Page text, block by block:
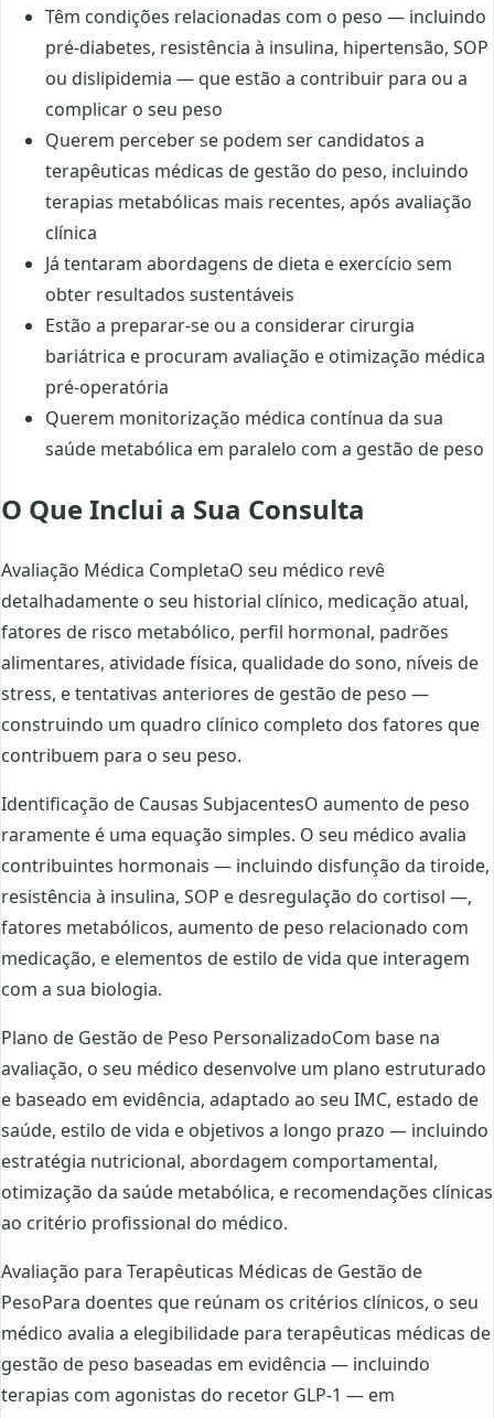
Têm condições relacionadas com o peso — incluindo
pré-diabetes, resistência à insulina, hipertensão, SOP
ou dislipidemia — que estão a contribuir para ou a
complicar o seu peso
Querem perceber se podem ser candidatos a
terapêuticas médicas de gestão do peso, incluindo
terapias metabólicas mais recentes, após avaliação
clínica
Já tentaram abordagens de dieta e exercício sem
obter resultados sustentáveis
Estão a preparar-se ou a considerar cirurgia
bariátrica e procuram avaliação e otimização médica
pré-operatória
Querem monitorização médica contínua da sua
saúde metabólica em paralelo com a gestão de peso
O Que Inclui a Sua Consulta
Avaliação Médica CompletaO seu médico revê
detalhadamente o seu historial clínico, medicação atual,
fatores de risco metabólico, perfil hormonal, padrões
alimentares, atividade física, qualidade do sono, níveis de
stress, e tentativas anteriores de gestão de peso —
construindo um quadro clínico completo dos fatores que
contribuem para o seu peso.
Identificação de Causas SubjacentesO aumento de peso
raramente é uma equação simples. O seu médico avalia
contribuintes hormonais — incluindo disfunção da tiroide,
resistência à insulina, SOP e desregulação do cortisol —,
fatores metabólicos, aumento de peso relacionado com
medicação, e elementos de estilo de vida que interagem
com a sua biologia.
Plano de Gestão de Peso PersonalizadoCom base na
avaliação, o seu médico desenvolve um plano estruturado
e baseado em evidência, adaptado ao seu IMC, estado de
saúde, estilo de vida e objetivos a longo prazo — incluindo
estratégia nutricional, abordagem comportamental,
otimização da saúde metabólica, e recomendações clínicas
ao critério profissional do médico.
Avaliação para Terapêuticas Médicas de Gestão de
PesoPara doentes que reúnam os critérios clínicos, o seu
médico avalia a elegibilidade para terapêuticas médicas de
gestão de peso baseadas em evidência — incluindo
terapias com agonistas do recetor GLP-1 — em